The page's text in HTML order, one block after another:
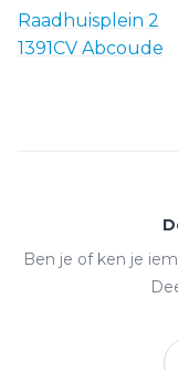
Raadhuisplein 2
1391CV Abcoude
Ben je of ken je